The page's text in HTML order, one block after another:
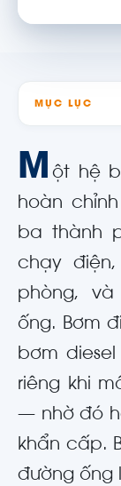
MỤC LỤC
M ột hệ
hoàn
ba thành
chạy
phòng,
ống. Bơm
bơm
riêng khi
— nhờ đó
khẩn cấp.
đường ống